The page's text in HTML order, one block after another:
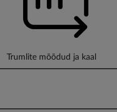
Trumlite mõõdud ja kaal